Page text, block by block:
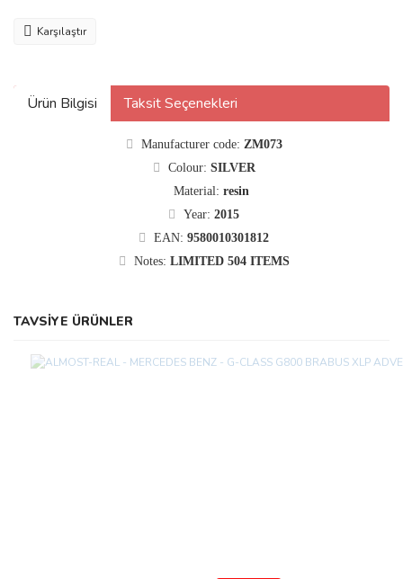
Karşılaştır
Ürün Bilgisi Taksit Seçenekleri
Manufacturer code: ZM073
Colour: SILVER
Material: resin
Year: 2015
EAN: 9580010301812
Notes: LIMITED 504 ITEMS
TAVSİYE ÜRÜNLER